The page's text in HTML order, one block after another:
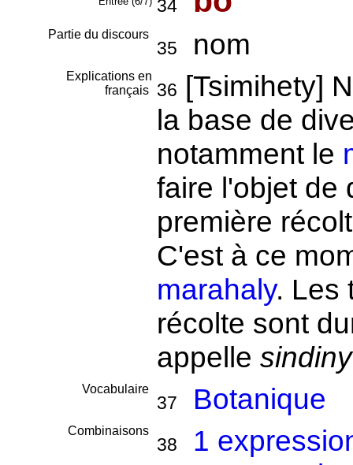
34
Partie du discours
35 nom
Explications en
français
36 [Tsimihety]
la base de
notamment le
faire l'objet de
première
C'est à ce
marahaly. Les
récolte sont
appelle sindiny
Vocabulaire
37 Botanique
Combinaisons
38
1